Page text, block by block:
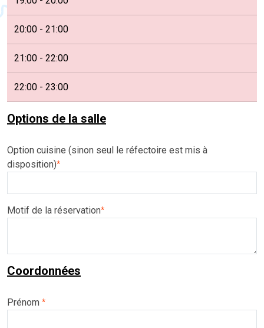
20:00 - 21:00
21:00 - 22:00
22:00 - 23:00
Options de la salle
Option cuisine (sinon seul le réfectoire est mis à
disposition)*
Motif de la réservation*
Coordonnées
Prénom *